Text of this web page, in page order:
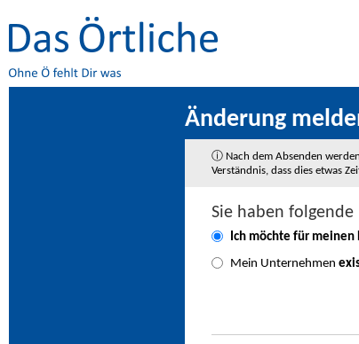
Änderung
ⓘ Nach dem Absenden
Verständnis, dass dies etwas
Sie haben
Ich möchte für meinen
Mein Unternehmen